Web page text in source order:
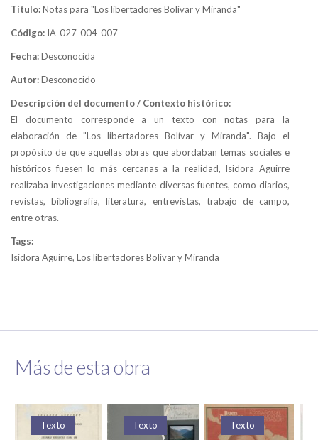
Título:Notas para "Los libertadores Bolívar y Miranda"
Código: IA-027-004-007
Fecha:Desconocida
Autor:Desconocido
Descripción del documento / Contexto histórico:
El documento corresponde a un texto con notas para la
elaboración de "Los libertadores Bolívar y Miranda". Bajo el
propósito de que aquellas obras que abordaban temas sociales e
históricos fuesen lo más cercanas a la realidad, Isidora Aguirre
realizaba investigaciones mediante diversas fuentes, como diarios,
revistas, bibliografía, literatura, entrevistas, trabajo de campo,
entre otras.
Tags:
Isidora Aguirre, Los libertadores Bolívar y Miranda
Más de esta obra
Texto Texto Texto